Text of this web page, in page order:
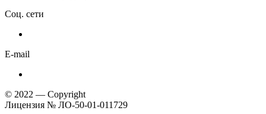
Соц. сети
E-mail
© 2022 — Copyright
Лицензия № ЛО-50-01-011729